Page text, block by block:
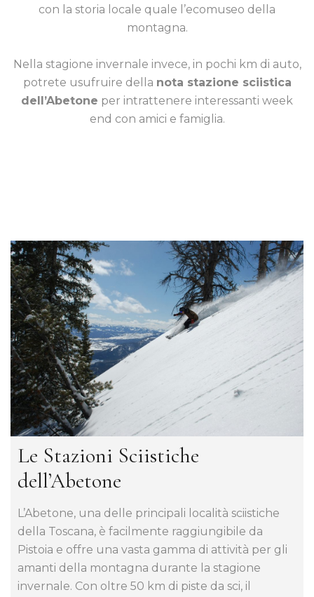
con la storia locale quale l’ecomuseo della
montagna.
Nella stagione invernale invece, in pochi km di auto,
potrete usufruire della nota stazione sciistica
dell’Abetone per intrattenere interessanti week
end con amici e famiglia.
Le Stazioni Sciistiche
dell’Abetone
L’Abetone, una delle principali località sciistiche
della Toscana, è facilmente raggiungibile da
Pistoia e offre una vasta gamma di attività per gli
amanti della montagna durante la stagione
invernale. Con oltre 50 km di piste da sci, il